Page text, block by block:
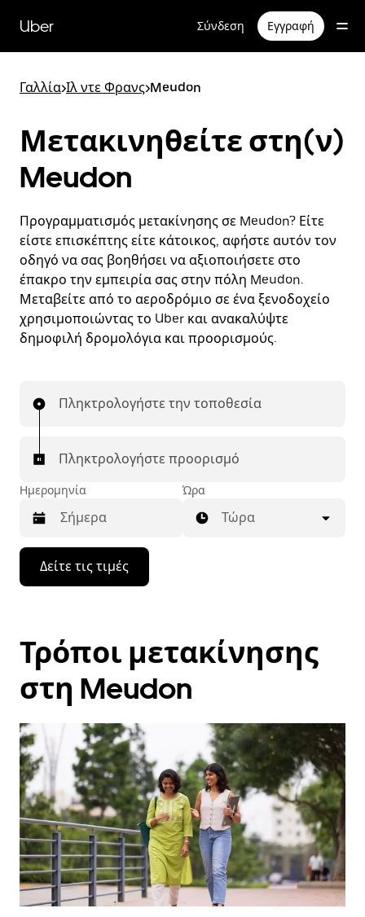
κύριο
περιεχόμενο
Uber Σύνδεση Εγγραφή
Γαλλία>Ιλ ντε Φρανς>Meudon
Μετακινηθείτε στη(ν)
Meudon
Προγραμματισμός μετακίνησης σε Meudon? Είτε
είστε επισκέπτης είτε κάτοικος, αφήστε αυτόν τον
οδηγό να σας βοηθήσει να αξιοποιήσετε στο
έπακρο την εμπειρία σας στην πόλη Meudon.
Μεταβείτε από το αεροδρόμιο σε ένα ξενοδοχείο
χρησιμοποιώντας το Uber και ανακαλύψτε
δημοφιλή δρομολόγια και προορισμούς.
Πληκτρολογήστε την τοποθεσία
Πληκτρολογήστε προορισμό
Ημερομηνία
Πατήστε
πλήκτρο
βέλος
για
μετακινηθείτε
και
να
επιλέξετε
μια
ημερομηνία.
Πατήστε
το
πλήκτρο
escape
για
να
κλείσετε
το
Ώρα
Τώρα
Δείτε τις τιμές
Τρόποι μετακίνησης
στη Meudon